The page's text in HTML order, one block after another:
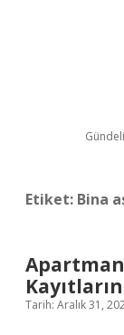
Etiket: Bina
Tarih: Aralık 31,